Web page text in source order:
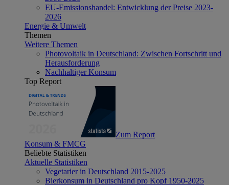
EU-Emissionshandel: Entwicklung der Preise 2023-
2026
Energie & Umwelt
Themen
Weitere Themen
Photovoltaik in Deutschland: Zwischen Fortschritt und
Herausforderung
Nachhaltiger Konsum
Top Report
Zum Report
Konsum & FMCG
Beliebte Statistiken
Aktuelle Statistiken
Vegetarier in Deutschland 2015-2025
Bierkonsum in Deutschland pro Kopf 1950-2025